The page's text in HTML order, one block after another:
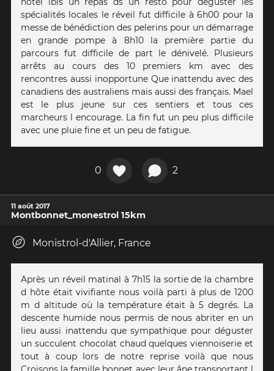
spécialités locales le réveil fut difficile à 6h00 pour la
messe de bénédiction des pelerins pour un démarrage
en grande pompe à 8h10 la première partie du
parcours fut difficile de part le dénivelé. Plusieurs
arrêts au cours des 10 premiers km avec des
rencontres aussi inopportune Que inattendu avec des
canadiens des australiens mais aussi des français. Mael
est le plus jeune sur ces sentiers et tous ces
marcheurs l encourage. La fin fut un peu plus difficile
avec une pluie fine et un peu de fatigue.
0 2
11 août 2017
Montbonnet_monestrol 15km
Monistrol-d'Allier, France
Après un réveil matinal à 7h15 la sortie de la chambre
d hôte était vivifiante nous voilà parti à plus de 1200
m d altitude où la température était à 5 degrés. La
descente humide nous permis de nous abriter en un
lieu aussi inattendu que sympathique pour déguster
un succulent chocolat chaud quelques viennoiserie et
tout à coup lors de notre reprise voilà que nous